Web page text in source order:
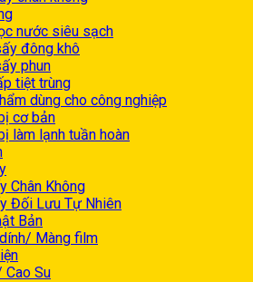
nước siêu sạch
đông khô
phun
tiệt trùng
dùng cho công nghiệp
cơ bản
làm lạnh tuần hoàn
Chân Không
Đối Lưu Tự Nhiên
Bản
Màng film
Cao Su